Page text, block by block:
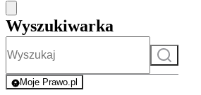
Wyszukiwarka
Szukaj
Moje Prawo.pl
- rejestracja i logowanie do serwisu